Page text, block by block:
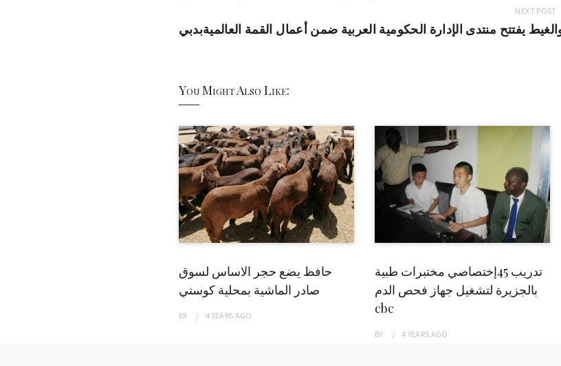
NEXT POST
يفتتح منتدى الإدارة الحكومية العربية ضمن أعمال القمة العالميةبدبي
You Might Also Like:
حافظ يضع حجر الاساس لسوق
صادر الماشية بمحلية كوستي
BY 4 YEARS AGO
تدريب 45إختصاصي مختبرات طبية
بالجزيرة لتشغيل جهاز فحص الدم
cbc
BY 4 YEARS AGO